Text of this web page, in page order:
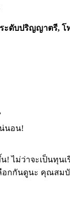
ะดับปริญญาตรี, โ
นอน!
! ไม่ว่าจะเป็นทุน
กกันดูนะ คุณสมบั